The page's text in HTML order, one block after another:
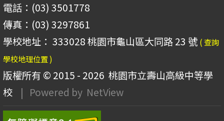
電話：(03) 3501778
傳真：(03) 3297861
學校地址： 333028 桃園市龜山區大同路 23 號 ( 查詢
學校地理位置 )
版權所有 © 2015 - 2026 桃園市立壽山高級中等學
校
| Powered by NetView